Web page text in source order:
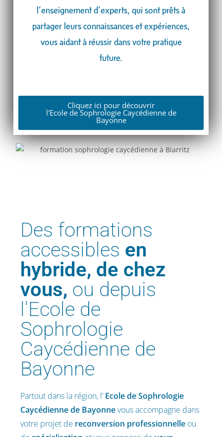
l’enseignement d’experts, qui sont prêts à
partager leurs connaissances et expériences,
vous aidant à réussir dans votre pratique
future.
Cliquez ici pour découvrir
l'Ecole de Sophrologie Caycédienne de
Bayonne
Des formations
accessibles en
hybride, de chez
vous, ou depuis
l'Ecole de
Sophrologie
Caycédienne de
Bayonne
Partout dans la région, l’ Ecole de Sophrologie
Caycédienne de Bayonnevous accompagne dans
votre projet de reconversion professionnelle ou